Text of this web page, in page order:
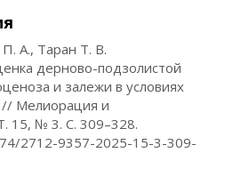
А., Таран Т. В.
дерново-подзолистой
и залежи в условиях
// Мелиорация и
15, № 3. С. 309–328.
2712-9357-2025-15-3-309-